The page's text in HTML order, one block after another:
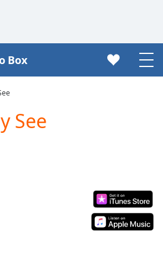
Box
See